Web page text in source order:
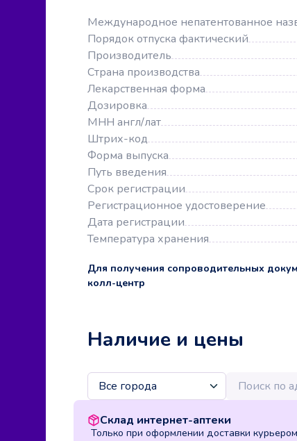
Международное непатентованное
Порядок отпуска фактический
Производитель
Страна производства
Лекарственная форма
Дозировка
МНН англ/лат
Штрих-код
Форма выпуска
Путь введения
Срок регистрации
Регистрационное удостоверение
Дата регистрации
Температура хранения
Для получения сопроводительных
колл-центр
Наличие и цены
Склад интернет-аптеки
Только при оформлении доставки